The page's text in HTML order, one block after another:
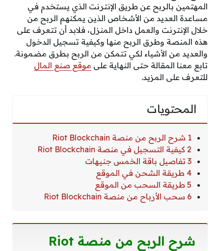
المهتمين بالربح عن طريق الإنترنت الذي يستخدم في
مساعدة العديد من الأشخاص الذين يمكنهم الربح من
خلال الإنترنت والعمل داخل المنزل، فلابد أن تتعرف على
هذه المنصة وطرق الربح منها وكيفية تسجيل الدخول
والعديد من الأشياء لكي تتمكن من الربح بطرق مضمونة.
تابع معنا المقالة حتى النهاية على موقع صنع المال
للتعرف على المزيد.
المحتويات
1 شرح الربح من منصة Riot Blockchain
2 كيفية التسجيل في منصة Riot Blockchain
3 تفاصيل باقة الخمس جنيهات
4 طريقة الشحن في الموقع
5 طريقة السحب من الموقع
6 سحب الأرباح من منصة Riot Blockchain
شرح الربح من منصة Riot